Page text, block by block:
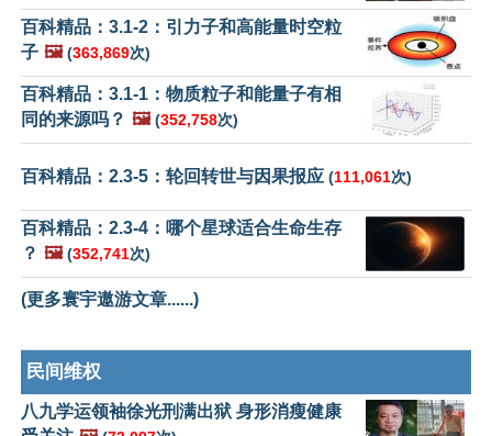
百科精品：3.1-2：引力子和高能量时空粒
子 🖼️ (363,869次)
百科精品：3.1-1：物质粒子和能量子有相
同的来源吗？ 🖼️ (352,758次)
百科精品：2.3-5：轮回转世与因果报应 (111,061次)
百科精品：2.3-4：哪个星球适合生命生存
？ 🖼️ (352,741次)
(更多寰宇遨游文章......)
民间维权
八九学运领袖徐光刑满出狱 身形消瘦健康